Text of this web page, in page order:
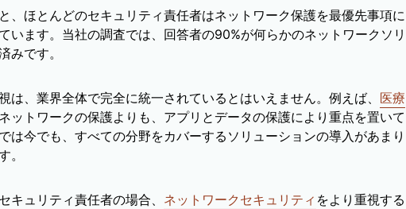
、ほとんどのセキュリティ責任者はネットワーク保護を最優先事項に
います。当社の調査では、回答者の90%が何らかのネットワークソリ
みです。
は、業界全体で完全に統一されているとはいえません。例えば、 医療
ットワークの保護よりも、アプリとデータの保護により重点を置いて
は今でも、すべての分野をカバーするソリューションの導入があまり
。
キュリティ責任者の場合、 ネットワークセキュリティ をより重視する